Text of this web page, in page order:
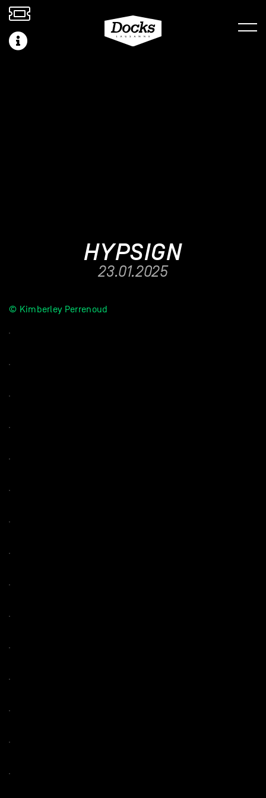
HYPSIGN
23.01.2025
© Kimberley Perrenoud